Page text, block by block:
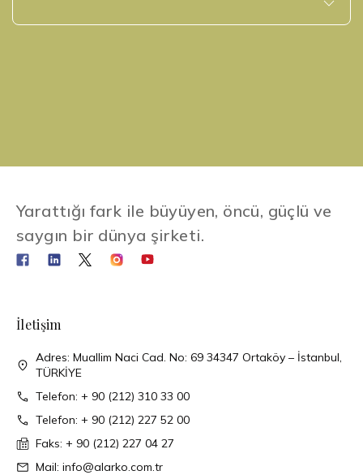
Yarattığı fark ile büyüyen, öncü, güçlü ve
saygın bir dünya şirketi.
İletişim
Adres: Muallim Naci Cad. No: 69 34347 Ortaköy – İstanbul,
TÜRKİYE
Telefon: + 90 (212) 310 33 00
Telefon: + 90 (212) 227 52 00
Faks: + 90 (212) 227 04 27
Mail: info@alarko.com.tr